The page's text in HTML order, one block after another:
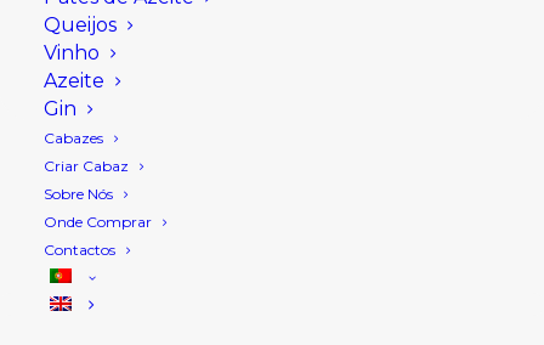
Queijos
Vinho
Azeite
Gin
Cabazes
Criar Cabaz
Sobre Nós
Onde Comprar
Contactos
2024